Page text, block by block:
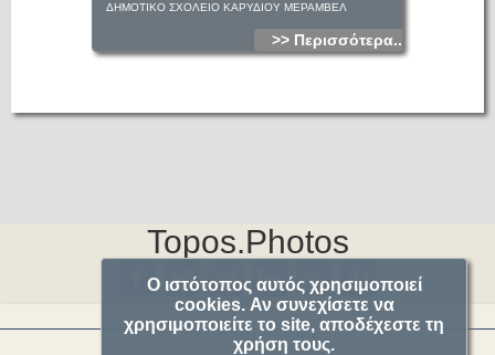
ΔΗΜΟΤΙΚΟ ΣΧΟΛΕΙΟ ΚΑΡΥΔΙΟΥ ΜΕΡΑΜΒΕΛ
>> Περισσότερα...
Topos.Photos
Ο ιστότοπος αυτός χρησιμοποιεί
cookies. Αν συνεχίσετε να
χρησιμοποιείτε το site, αποδέχεστε τη
χρήση τους.